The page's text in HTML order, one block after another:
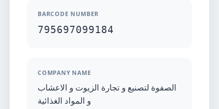
BARCODE NUMBER
795697099184
COMPANY NAME
الصفوة لتصنيع و تجارة الزيوت و الاعشاب
و المواد الغذائية